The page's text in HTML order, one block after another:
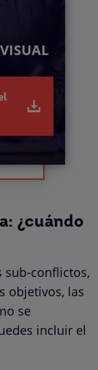
¿cuándo
sub-conflictos,
objetivos, las
se
incluir el